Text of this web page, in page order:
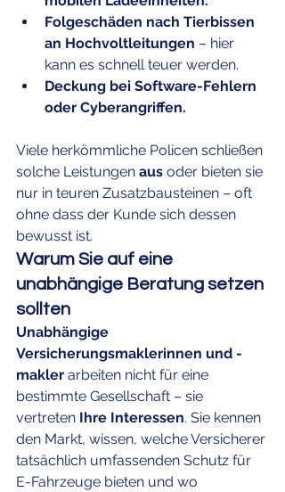
Folgeschäden nach Tierbissen
an Hochvoltleitungen – hier
kann es schnell teuer werden.
Deckung bei Software-Fehlern
oder Cyberangriffen.
Viele herkömmliche Policen schließen
solche Leistungen aus oder bieten sie
nur in teuren Zusatzbausteinen – oft
ohne dass der Kunde sich dessen
bewusst ist.
Warum Sie auf eine
unabhängige Beratung setzen
sollten
Unabhängige
Versicherungsmaklerinnen und -
makler arbeiten nicht für eine
bestimmte Gesellschaft – sie
vertreten Ihre Interessen. Sie kennen
den Markt, wissen, welche Versicherer
tatsächlich umfassenden Schutz für
E-Fahrzeuge bieten und wo